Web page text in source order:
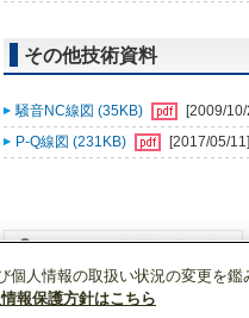
その他技術資料
騒音NC線図 (35KB)
[2009/10/
P-Q線図 (231KB)
[2017/05/11]
WIN2Kトップ 製品情報
個人情報の取扱い状況の変更を
報保護方針はこちら